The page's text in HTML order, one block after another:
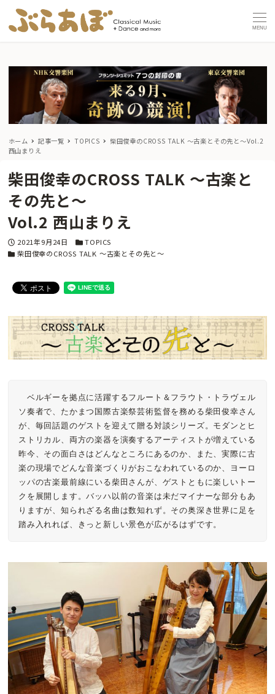
MENU
ホーム 記事一覧 TOPICS 柴田俊幸のCROSS TALK 〜古楽とその先と〜Vol.2
西山まりえ
柴田俊幸のCROSS TALK 〜古楽と
その先と〜
Vol.2 西山まりえ
投稿日
2021年9月24日 カテゴリー
TOPICS
カテゴリー
柴田俊幸のCROSS TALK 〜古楽とその先と〜
ベルギーを拠点に活躍するフルート＆フラウト・トラヴェル
ソ奏者で、たかまつ国際古楽祭芸術監督を務める柴田俊幸さん
が、毎回話題のゲストを迎えて贈る対談シリーズ。モダンとヒ
ストリカル、両方の楽器を演奏するアーティストが増えている
昨今、その面白さはどんなところにあるのか、また、実際に古
楽の現場でどんな音楽づくりがおこなわれているのか、ヨーロ
ッパの古楽最前線にいる柴田さんが、ゲストともに楽しいトー
クを展開します。バッハ以前の音楽は未だマイナーな部分もあ
りますが、知られざる名曲は数知れず。その奥深き世界に足を
踏み入れれば、きっと新しい景色が広がるはずです。